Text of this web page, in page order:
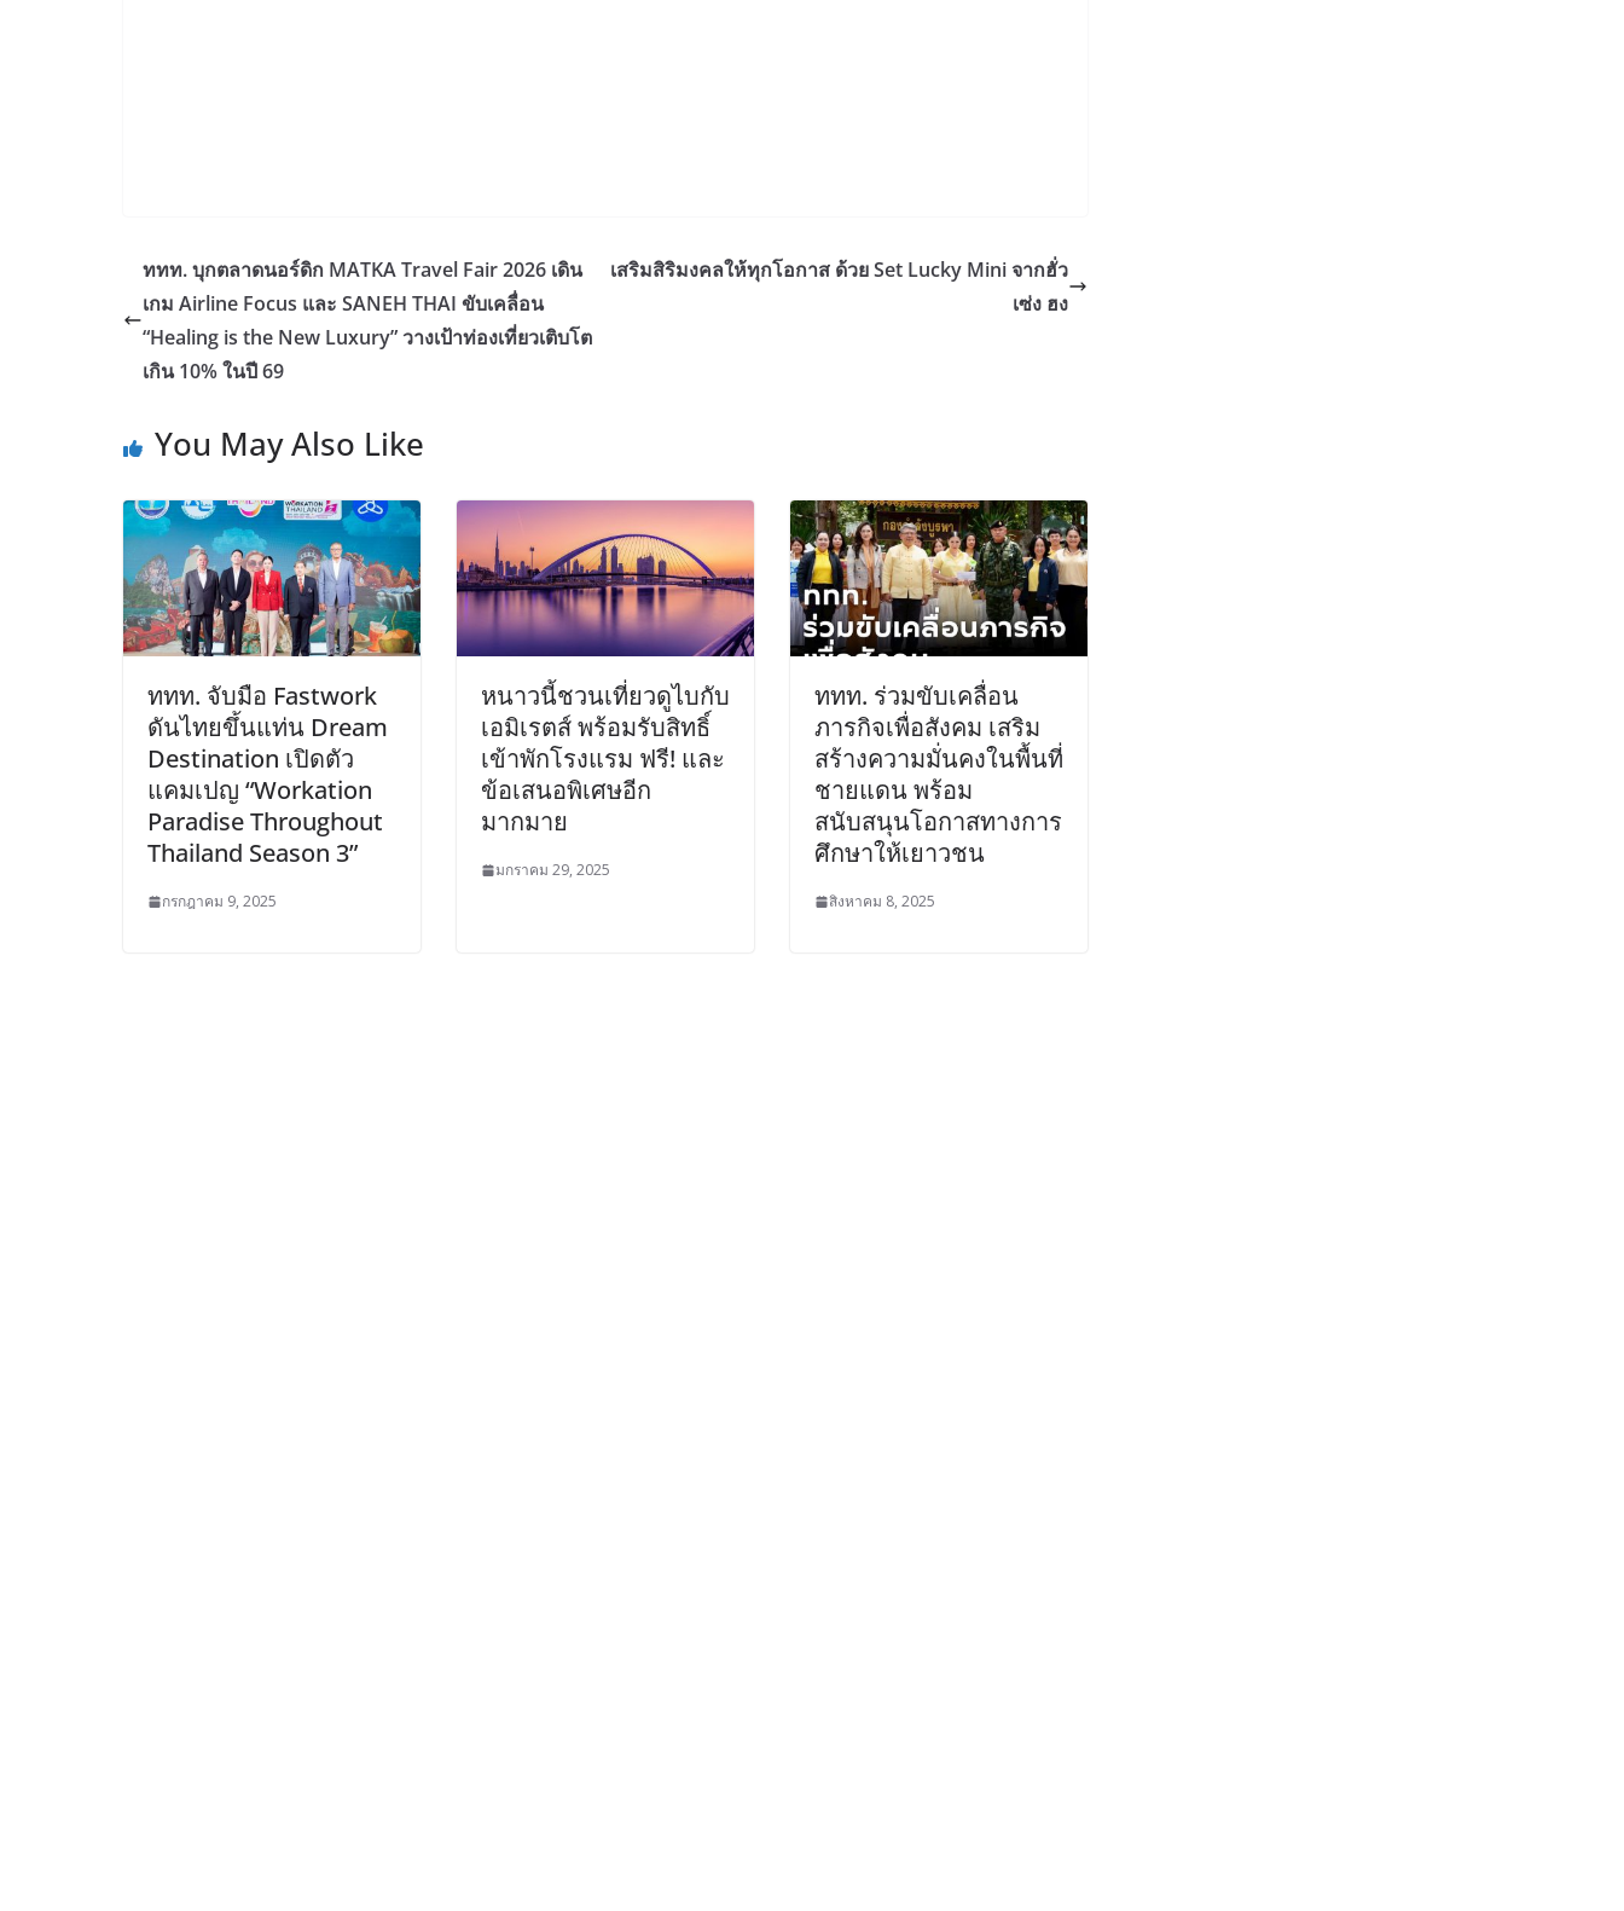
ททท. บุกตลาดนอร์ดิก MATKA Travel Fair 2026 เดิน
เกม Airline Focus และ SANEH THAI ขับเคลื่อน
“Healing is the New Luxury” วางเป้าท่องเที่ยวเติบโต
เกิน 10% ในปี 69
เสริมสิริมงคลให้ทุกโอกาส ด้วย Set Lucky Mini จากฮั่ว
เซ่ง ฮง
You May Also Like
ททท. จับมือ Fastwork
ดันไทยขึ้นแท่น Dream
Destination เปิดตัว
แคมเปญ “Workation
Paradise Throughout
Thailand Season 3”
กรกฎาคม 9, 2025
หนาวนี้ชวนเที่ยวดูไบกับ
เอมิเรตส์ พร้อมรับสิทธิ์
เข้าพักโรงแรม ฟรี! และ
ข้อเสนอพิเศษอีก
มากมาย
มกราคม 29, 2025
ททท. ร่วมขับเคลื่อน
ภารกิจเพื่อสังคม เสริม
สร้างความมั่นคงในพื้นที่
ชายแดน พร้อม
สนับสนุนโอกาสทางการ
ศึกษาให้เยาวชน
สิงหาคม 8, 2025